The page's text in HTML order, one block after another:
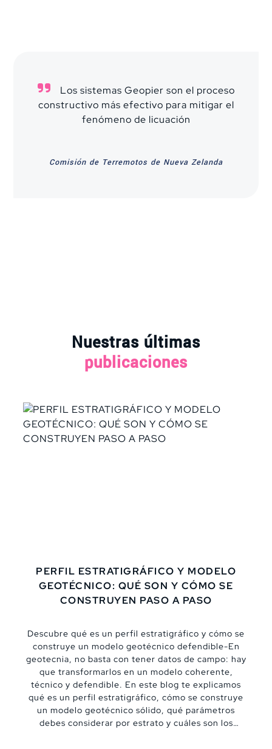
Los sistemas Geopier son el proceso
constructivo más efectivo para mitigar el
fenómeno de licuación
Comisión de Terremotos de Nueva Zelanda
Nuestras últimas
publicaciones
PERFIL ESTRATIGRÁFICO Y MODELO
GEOTÉCNICO: QUÉ SON Y CÓMO SE
CONSTRUYEN PASO A PASO
Descubre qué es un perfil estratigráfico y cómo se
construye un modelo geotécnico defendible-En
geotecnia, no basta con tener datos de campo: hay
que transformarlos en un modelo coherente,
técnico y defendible. En este blog te explicamos
qué es un perfil estratigráfico, cómo se construye
un modelo geotécnico sólido, qué parámetros
debes considerar por estrato y cuáles son los